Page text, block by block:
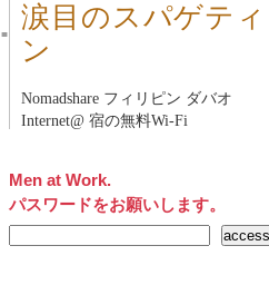
■
涙目のスパゲテ
ン
Nomadshare フィリピン ダバオ
Internet@ 宿の無料Wi-Fi
Men at Work.
パスワードをお願いします。